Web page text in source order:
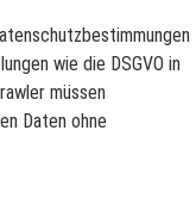
wie die DSGVO in
müssen
Daten ohne